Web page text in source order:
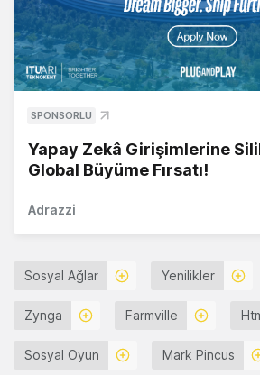
SPONSORLU
Yapay Zekâ Girişimlerine
Global Büyüme Fırsatı!
Adrazzi
Sosyal Ağlar Yenilikler
Zynga Farmville
Sosyal Oyun Mark Pincus